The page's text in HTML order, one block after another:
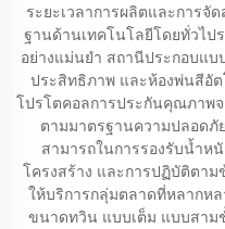
ระยะเวลาการผลิตและการจั
ฐานด้านเทคโนโลยีโดยทั่วไป
อย่างแม่นยำ สถานีประกอบแ
ประสิทธิภาพ และห้องพ่นสีอั
โปรโตคอลการประกันคุณภาพ
ตามมาตรฐานความปลอดภั
สามารถในการรองรับน้ำห
โครงสร้าง และการปฏิบัติตา
ให้บริการกลุ่มตลาดที่หลากห
ขนาดทวิน แบบเต็ม แบบสา